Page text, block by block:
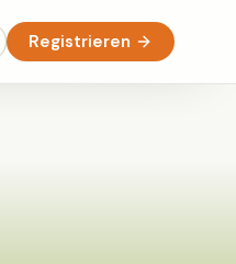
Registrieren